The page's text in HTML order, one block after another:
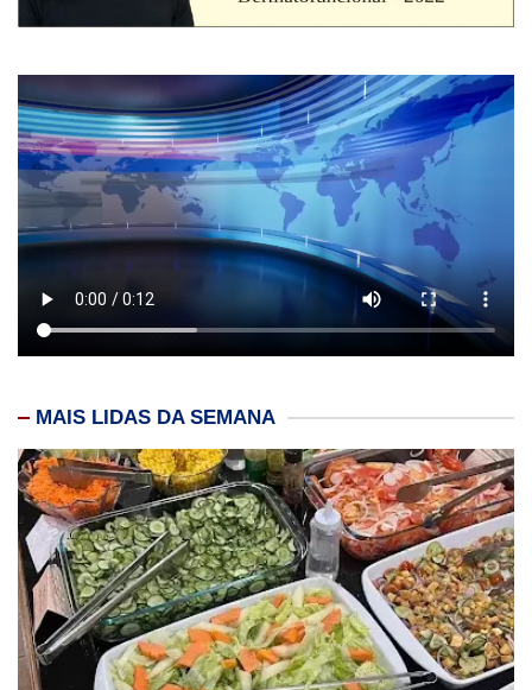
MAIS LIDAS DA SEMANA